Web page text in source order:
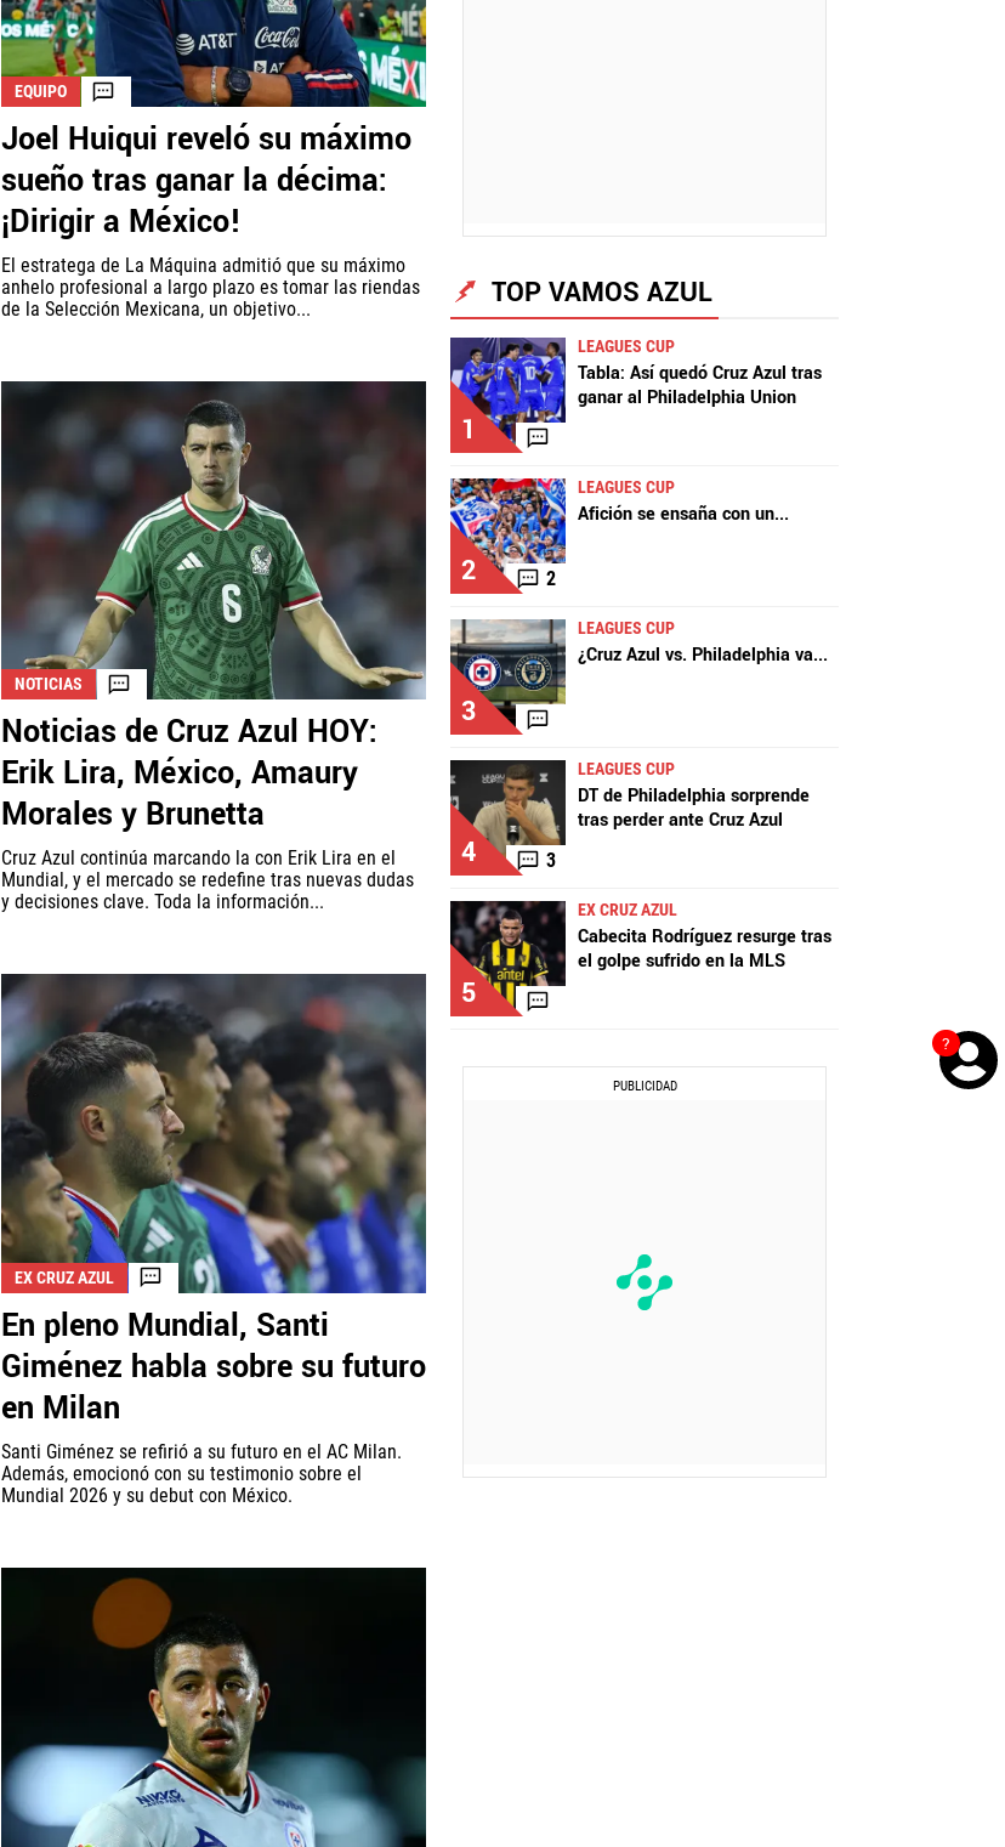
?
EQUIPO
Joel Huiqui reveló su máximo
sueño tras ganar la décima:
¡Dirigir a México!
El estratega de La Máquina admitió que su máximo
anhelo profesional a largo plazo es tomar las riendas
de la Selección Mexicana, un objetivo...
NOTICIAS
Noticias de Cruz Azul HOY:
Erik Lira, México, Amaury
Morales y Brunetta
Cruz Azul continúa marcando la con Erik Lira en el
Mundial, y el mercado se redefine tras nuevas dudas
y decisiones clave. Toda la información...
EX CRUZ AZUL
En pleno Mundial, Santi
Giménez habla sobre su futuro
en Milan
Santi Giménez se refirió a su futuro en el AC Milan.
Además, emocionó con su testimonio sobre el
Mundial 2026 y su debut con México.
TOP VAMOS AZUL
1
LEAGUES CUP
Tabla: Así quedó Cruz Azul tras
ganar al Philadelphia Union
2 2
LEAGUES CUP
Afición se ensaña con un...
3
LEAGUES CUP
¿Cruz Azul vs. Philadelphia va...
4 3
LEAGUES CUP
DT de Philadelphia sorprende
tras perder ante Cruz Azul
5
EX CRUZ AZUL
Cabecita Rodríguez resurge tras
el golpe sufrido en la MLS